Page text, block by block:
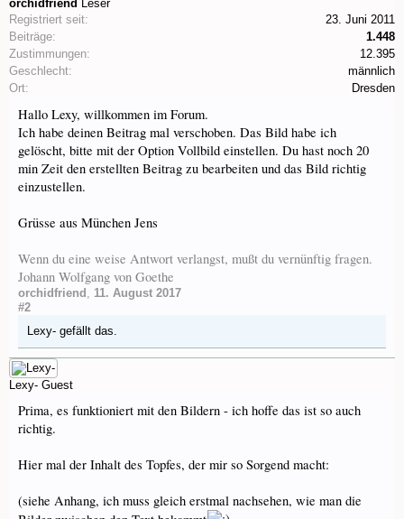
orchidfriend Leser
Registriert seit:
23. Juni 2011
Beiträge:
1.448
Zustimmungen:
12.395
Geschlecht:
männlich
Ort:
Dresden
Hallo Lexy, willkommen im Forum.
Ich habe deinen Beitrag mal verschoben. Das Bild habe ich
gelöscht, bitte mit der Option Vollbild einstellen. Du hast noch 20
min Zeit den erstellten Beitrag zu bearbeiten und das Bild richtig
einzustellen.
Grüsse aus München Jens
Wenn du eine weise Antwort verlangst, mußt du vernünftig fragen.
Johann Wolfgang von Goethe
orchidfriend , 11. August 2017
#2
Lexy- gefällt das.
Lexy- Guest
Prima, es funktioniert mit den Bildern - ich hoffe das ist so auch
richtig.
Hier mal der Inhalt des Topfes, der mir so Sorgend macht:
(siehe Anhang, ich muss gleich erstmal nachsehen, wie man die